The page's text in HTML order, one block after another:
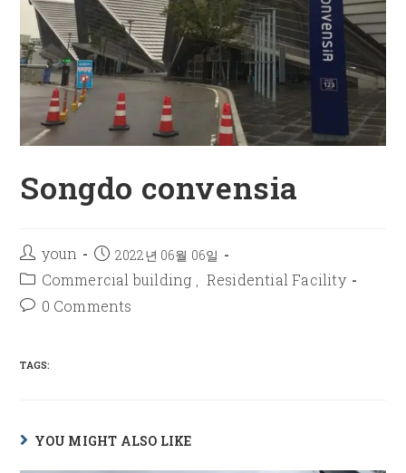
Songdo convensia
youn 2022년 06월 06일
Commercial building , Residential Facility
0 Comments
TAGS:
YOU MIGHT ALSO LIKE